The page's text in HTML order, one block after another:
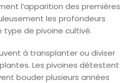
l’apparition des premières
les profondeurs
de pivoine cultivé.
à transplanter ou diviser
Les pivoines détestent
bouder plusieurs années